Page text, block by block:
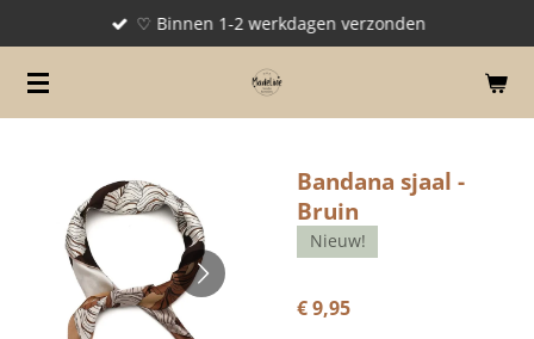
naar
de
♡ Binnen 1-2 werkdagen verzonden
Bandana sjaal -
Bruin
Nieuw!
€ 9,95